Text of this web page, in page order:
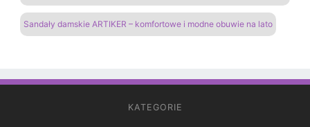
Sandały damskie ARTIKER – komfortowe i modne obuwie na lato
KATEGORIE